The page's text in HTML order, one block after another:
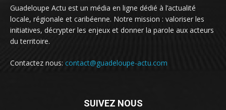
Guadeloupe Actu est un média en ligne dédié à l’actualité
locale, régionale et caribéenne. Notre mission : valoriser les
initiatives, décrypter les enjeux et donner la parole aux acteurs
du territoire.
Contactez nous: contact@guadeloupe-actu.com
SUIVEZ NOUS